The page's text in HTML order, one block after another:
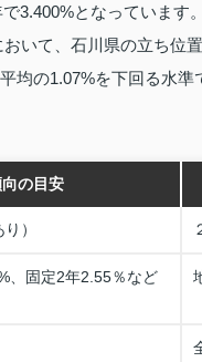
3.400%となっています。
いて、石川県の立ち位
均の1.07%を下回る水
の目安
）
、固定2年2.55％など